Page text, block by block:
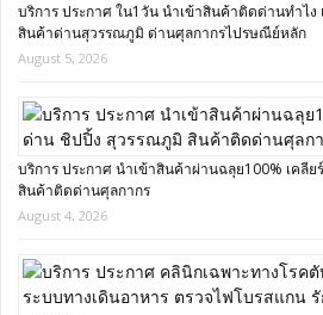
บริการ ประกาศ ใน1วัน นำเข้าสินค้าติดด่านทำไ
สินค้าด่านสุวรรณภูมิ ด่านศุลกากรไปรษณีย์หลัก
August 5, 2026
บริการ ประกาศ นำเข้าสินค้าผ่านฉลุย100% เค
สินค้าติดด่านศุลกากร
August 4, 2026